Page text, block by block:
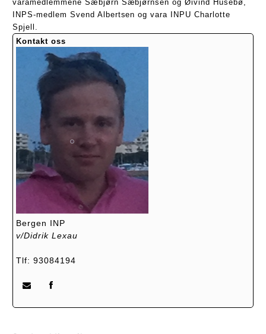
varamedlemmene Sæbjørn Sæbjørnsen og Øivind Husebø,
INPS-medlem Svend Albertsen og vara INPU Charlotte
Spjell.
Kontakt oss
Bergen INP
v/Didrik Lexau
Tlf: 93084194